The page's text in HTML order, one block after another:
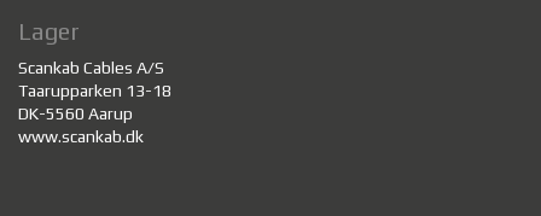
Lager
Scankab Cables A/S
Taarupparken 13-18
DK-5560 Aarup
www.scankab.dk